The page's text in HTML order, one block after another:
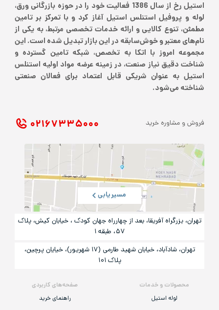
استیل رخ از سال 1386 فعالیت خود را در حوزه بازرگانی ورق،
لوله و پروفیل استنلس استیل آغاز کرد و با تمرکز بر تامین
مطمئن، تنوع کالایی و ارائه خدمات تخصصی مرتبط، به یکی از
نام‌های معتبر و خوش‌سابقه در این بازار تبدیل شده است. این
مجموعه امروز با اتکا به تخصص، شبکه تامین گسترده و
شناخت دقیق نیاز صنعت، در زمینه عرضه مواد اولیه استنلس
استیل به عنوان شریکی قابل اعتماد برای فعالان صنعتی
شناخته می‌شود.
محصولات و خدمات
لوله استیل
صفحه‌های کاربردی
راهنمای خرید
فروش و مشاوره خرید ۰۲۱ ۶۷۳۳۵۰۰۰
مسیریابی
تهران، بزرگراه آفریقا، بعد از چهارراه جهان کودک ، خیابان کیش، پلاک
۵۷، طبقه ۱
تهران، شادآباد، خیابان شهید طارمی (۱۷ شهریور)، خیایان پرچین،
پلاک ۱۰۱